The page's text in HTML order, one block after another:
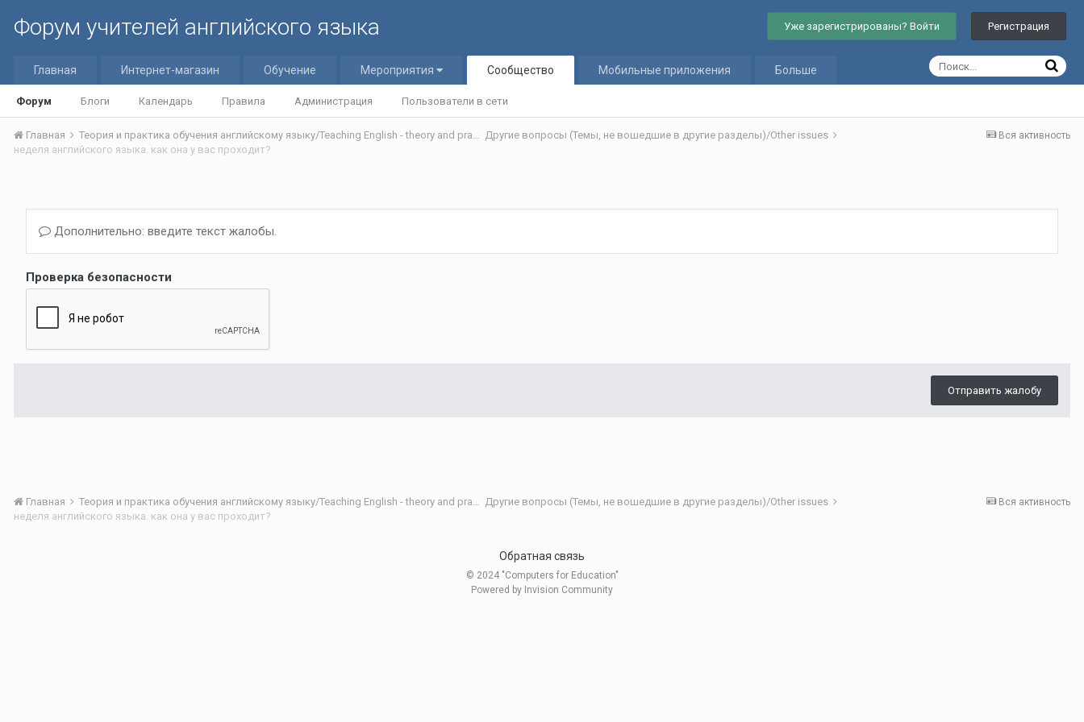
Форум учителей английского языка Уже зарегистрированы? Войти Регистрация
Главная Интернет-магазин Обучение Мероприятия Сообщество
Форум Блоги Календарь Правила Администрация Пользователи в сети
Мобильные приложения Больше
Вся активность
Главная Теория и практика обучения английскому языку/Teaching English - theory and practice Другие вопросы (Темы, не вошедшие в другие разделы)/Other issues
неделя английского языка. как она у вас проходит?
Дополнительно: введите текст жалобы.
Проверка безопасности
Отправить жалобу
Вся активность
Главная Теория и практика обучения английскому языку/Teaching English - theory and practice Другие вопросы (Темы, не вошедшие в другие разделы)/Other issues
неделя английского языка. как она у вас проходит?
Обратная связь
© 2024 "Computers for Education"
Powered by Invision Community